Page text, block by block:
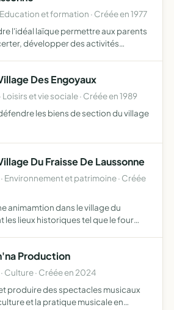
et formation · Créée en 1977
l'idéal laïque permettre aux parents
développer des activités
Des Engoyaux
et vie sociale · Créée en 1989
les biens de section du village
Du Fraisse De Laussonne
Environnement et patrimoine · Créée
animamtion dans le village du
les lieux historiques tel que le four
Production
Culture · Créée en 2024
produire des spectacles musicaux
et la pratique musicale en